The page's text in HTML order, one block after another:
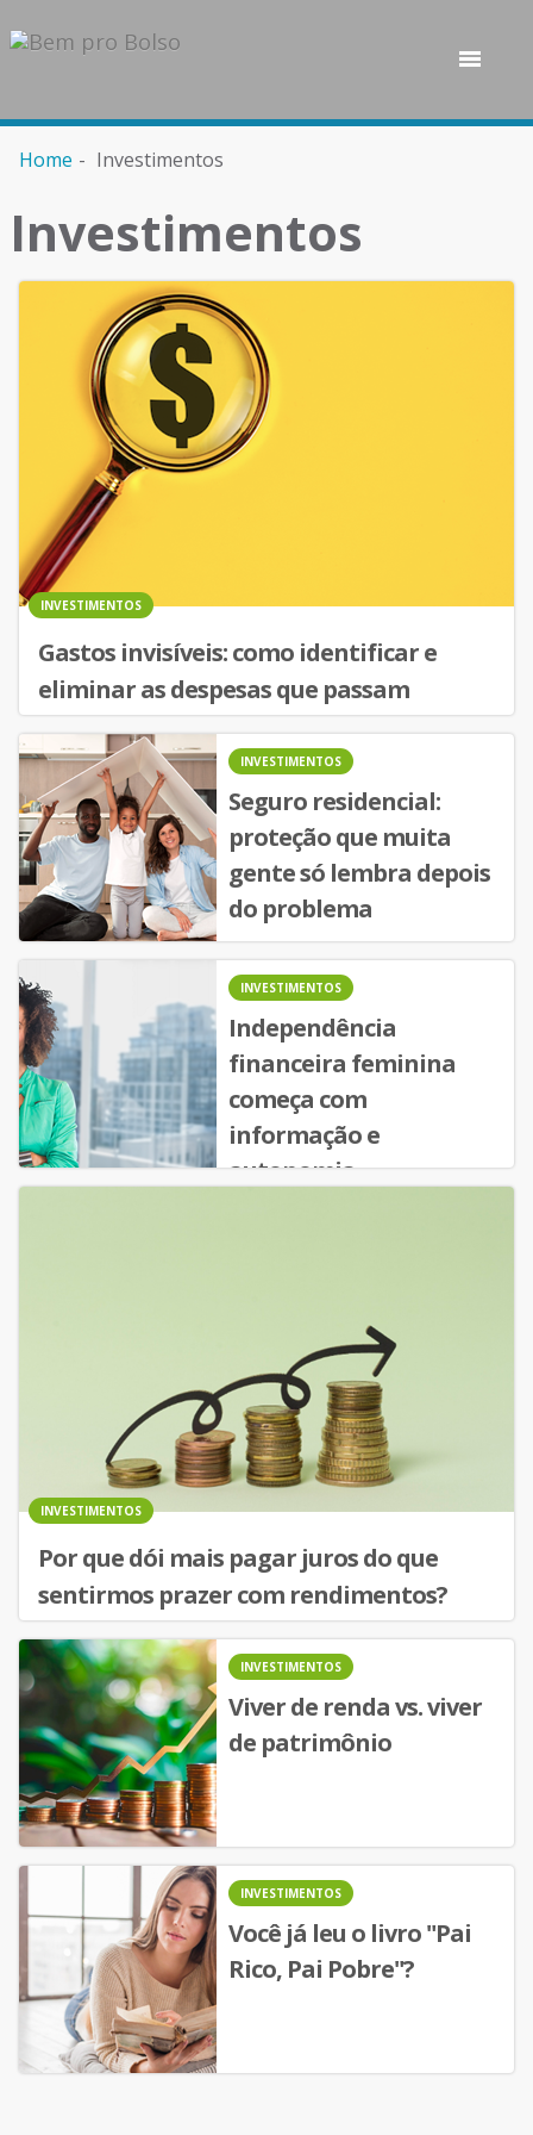
Home Investimentos
Investimentos
INVESTIMENTOS
Gastos invisíveis: como identificar e
eliminar as despesas que passam
despercebidas
INVESTIMENTOS
Seguro residencial:
proteção que muita
gente só lembra depois
do problema
INVESTIMENTOS
Independência
financeira feminina
começa com
informação e
autonomia
INVESTIMENTOS
Por que dói mais pagar juros do que
sentirmos prazer com rendimentos?
INVESTIMENTOS
Viver de renda vs. viver
de patrimônio
INVESTIMENTOS
Você já leu o livro "Pai
Rico, Pai Pobre"?